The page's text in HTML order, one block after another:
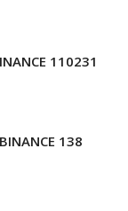
110231
138